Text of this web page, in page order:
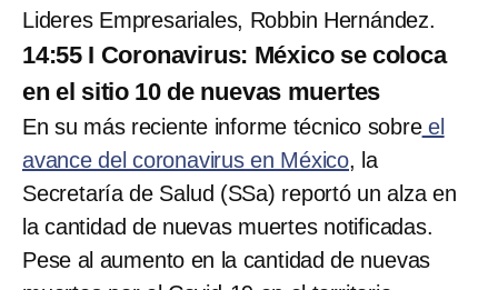
Lideres Empresariales, Robbin Hernández.
14:55 I Coronavirus: México se coloca
en el sitio 10 de nuevas muertes
En su más reciente informe técnico sobreel
avance del coronavirus en México, la
Secretaría de Salud (SSa) reportó un alza en
la cantidad de nuevas muertes notificadas.
Pese al aumento en la cantidad de nuevas